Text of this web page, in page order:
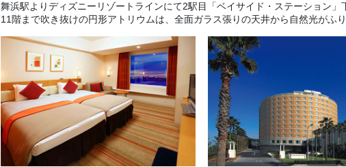
舞浜駅よりディズニーリゾートラインにて2駅目「ベイサイド・ステーション
11階まで吹き抜けの円形アトリウムは、全面ガラス張りの天井から自然光がふ